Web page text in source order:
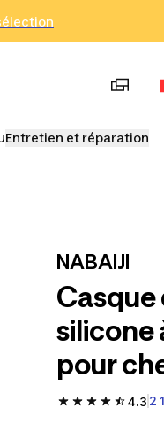
Entretien et réparation
NABAIJI
Casque
silicone
pour
4.3 2